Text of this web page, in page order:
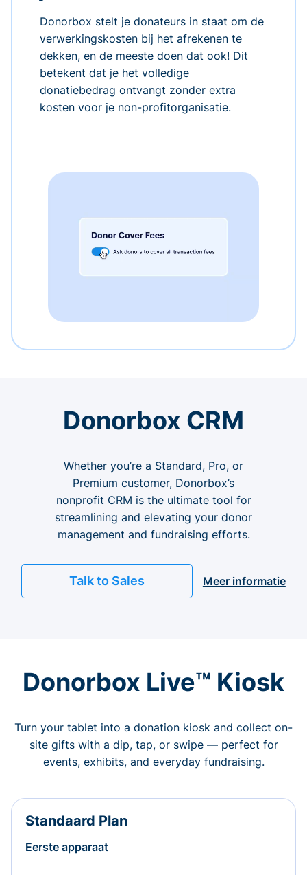
Donorbox stelt je donateurs in staat om de
verwerkingskosten bij het afrekenen te
dekken, en de meeste doen dat ook! Dit
betekent dat je het volledige
donatiebedrag ontvangt zonder extra
kosten voor je non-profitorganisatie.
Donorbox CRM
Whether you’re a Standard, Pro, or
Premium customer, Donorbox’s
nonprofit CRM is the ultimate tool for
streamlining and elevating your donor
management and fundraising efforts.
Talk to Sales Meer informatie
Donorbox Live™ Kiosk
Turn your tablet into a donation kiosk and collect on-
site gifts with a dip, tap, or swipe — perfect for
events, exhibits, and everyday fundraising.
Standaard Plan
Eerste apparaat